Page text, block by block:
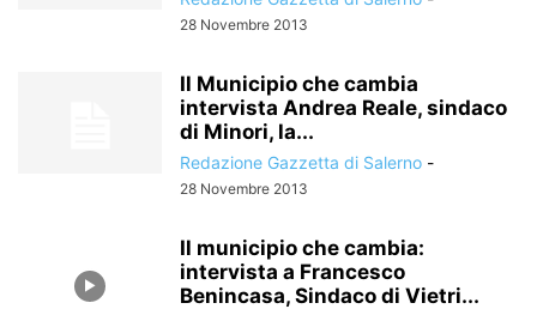
28 Novembre 2013
Il Municipio che cambia
intervista Andrea Reale, sindaco
di Minori, la...
Redazione Gazzetta di Salerno -
28 Novembre 2013
Il municipio che cambia:
intervista a Francesco
Benincasa, Sindaco di Vietri...